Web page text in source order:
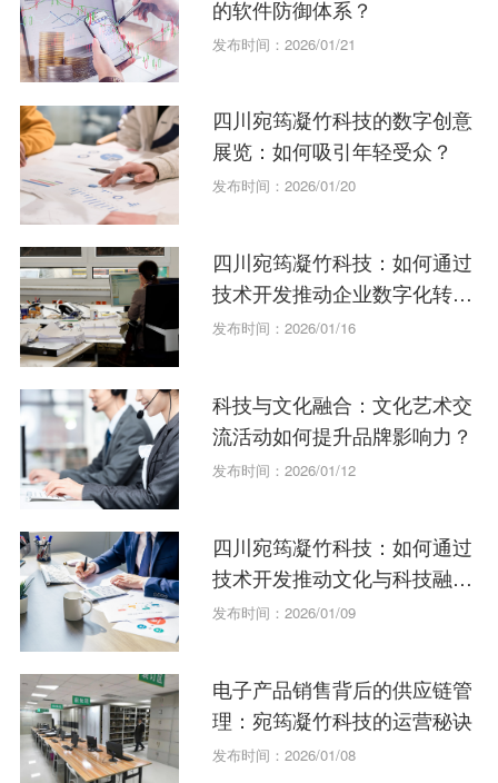
的软件防御体系？
发布时间：2026/01/21
四川宛筠凝竹科技的数字创意
展览：如何吸引年轻受众？
发布时间：2026/01/20
四川宛筠凝竹科技：如何通过
技术开发推动企业数字化转
型？
发布时间：2026/01/16
科技与文化融合：文化艺术交
流活动如何提升品牌影响力？
发布时间：2026/01/12
四川宛筠凝竹科技：如何通过
技术开发推动文化与科技融
合？
发布时间：2026/01/09
电子产品销售背后的供应链管
理：宛筠凝竹科技的运营秘诀
发布时间：2026/01/08